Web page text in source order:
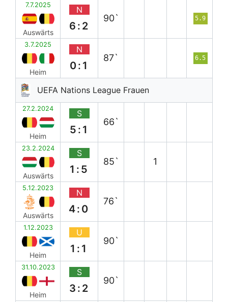
7.7.2025
Auswärts
N
6:2
90` 5.9
3.7.2025
Heim
N
0:1
87` 6.5
UEFA Nations League Frauen
27.2.2024
Heim
S
5:1
66`
23.2.2024
Auswärts
S
1:5
85` 1
5.12.2023
Auswärts
N
4:0
76`
1.12.2023
Heim
U
1:1
90`
31.10.2023
Heim
S
3:2
90`